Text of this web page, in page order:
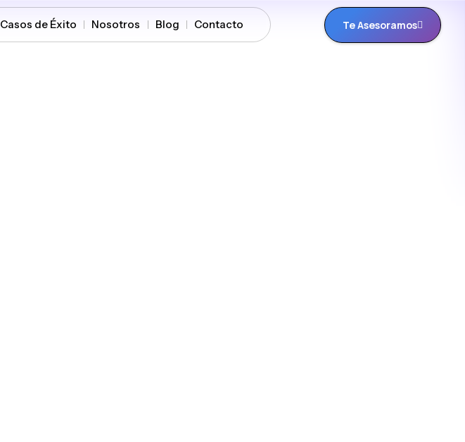
Casos de Éxito Nosotros Blog Contacto Te Asesoramos